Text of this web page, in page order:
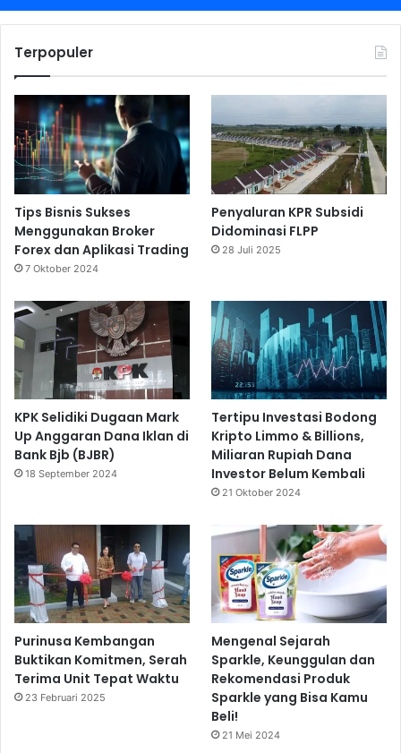
Terpopuler
Tips Bisnis Sukses
Menggunakan Broker
Forex dan Aplikasi Trading
7 Oktober 2024
Penyaluran KPR Subsidi
Didominasi FLPP
28 Juli 2025
KPK Selidiki Dugaan Mark
Up Anggaran Dana Iklan di
Bank Bjb (BJBR)
18 September 2024
Tertipu Investasi Bodong
Kripto Limmo & Billions,
Miliaran Rupiah Dana
Investor Belum Kembali
21 Oktober 2024
Purinusa Kembangan
Buktikan Komitmen, Serah
Terima Unit Tepat Waktu
23 Februari 2025
Mengenal Sejarah
Sparkle, Keunggulan dan
Rekomendasi Produk
Sparkle yang Bisa Kamu
Beli!
21 Mei 2024